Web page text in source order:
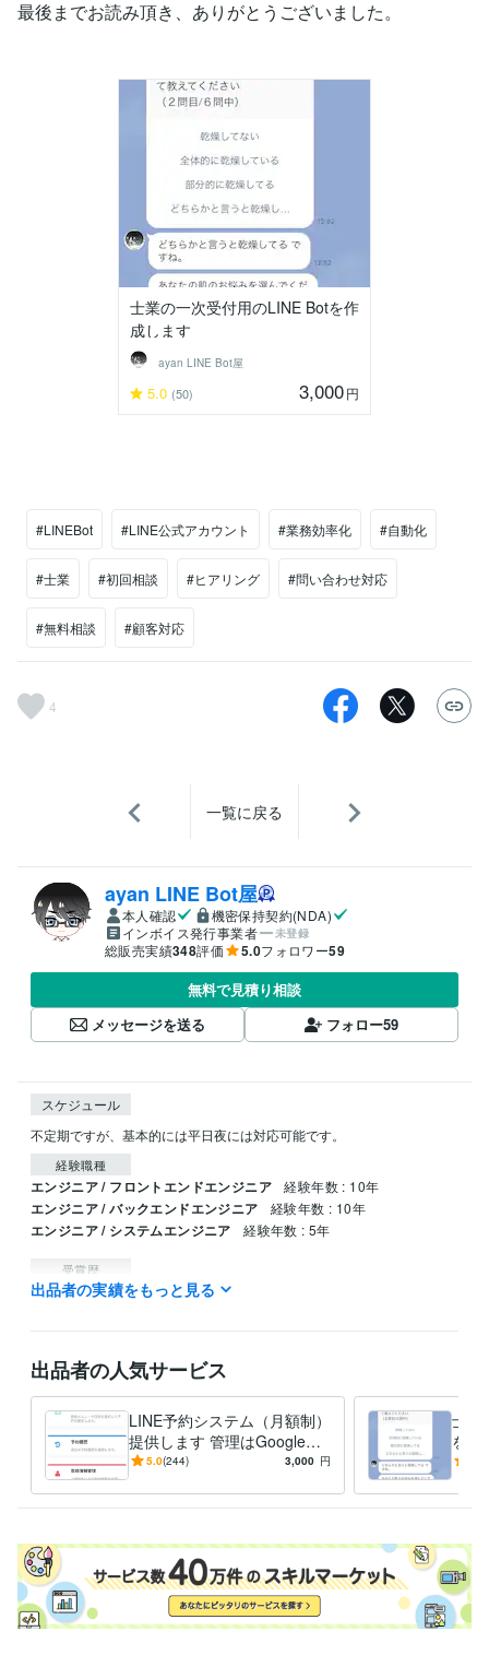
最後までお読み頂き、ありがとうございました。
士業の一次受付用のLINE Botを作
成します
ayan LINE Bot屋
5.0 (50) 3,000円
#LINEBot #LINE公式アカウント #業務効率化 #自動化
#士業 #初回相談 #ヒアリング #問い合わせ対応
#無料相談 #顧客対応
4
一覧に戻る
ayan LINE Bot屋
本人確認
機密保持契約(NDA)
インボイス発行事業者
未登録
総販売実績348評価 5.0フォロワー59
無料で見積り相談
メッセージを送る
フォロー59
スケジュール
不定期ですが、基本的には平日夜には対応可能です。
経験職種
エンジニア / フロントエンドエンジニア 経験年数 : 10年
エンジニア / バックエンドエンジニア 経験年数 : 10年
エンジニア / システムエンジニア 経験年数 : 5年
受賞歴
スキマ起業のススメ　番外編 スキマ起業のススメ
資格・検定
情報処理技術者（プロジェクトマネージャ）
情報処理技術者（情報セキュリティスペシャリスト）
取得年 : 2013
情報処理技術者（応用情報技術者） 取得年 : 2009年
プログラミング言語・フレームワーク
COBOL:5年CSS:10年JavaScript:10年Python:10年 Django:5年
ビジネス・クリエイティブツール
WordPress:10年Filmora:0年
得意分野
出品者の実績をもっと見る
出品者の人気サービス
LINE予約システム（月額制）
提供します 管理はGoogleカ
レンダー＆お客様が迷わない
5.0(244) 3,000 円
士業
を作
事務